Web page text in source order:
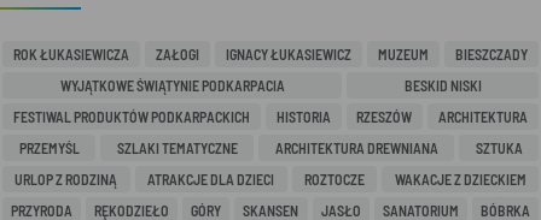
ROK ŁUKASIEWICZA ZAŁOGI IGNACY ŁUKASIEWICZ MUZEUM
BIESZCZADY
WYJĄTKOWE ŚWIĄTYNIE PODKARPACIA
BESKID NISKI
FESTIWAL PRODUKTÓW PODKARPACKICH
HISTORIA RZESZÓW
ARCHITEKTURA
PRZEMYŚL
SZLAKI TEMATYCZNE ARCHITEKTURA DREWNIANA
SZTUKA
URLOP Z RODZINĄ
ATRAKCJE DLA DZIECI ROZTOCZE
WAKACJE Z DZIECKIEM
PRZYRODA
RĘKODZIEŁO GÓRY SKANSEN JASŁO SANATORIUM
BÓBRKA